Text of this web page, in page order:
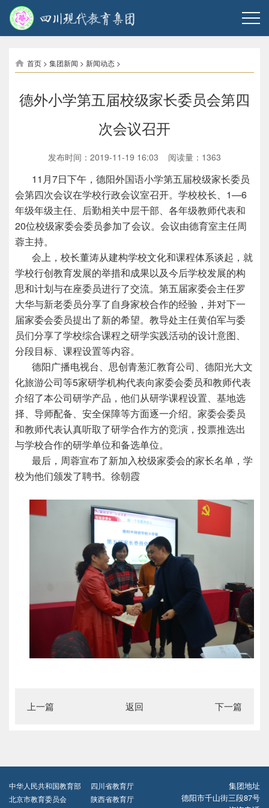
首页 > 集团新闻 > 新闻动态 >
德外小学第五届校级家长委员会第四
次会议召开
发布时间：2019-11-19 16:03 阅读量： 1363
11月7日下午，德阳外国语小学第五届校级家长委员
会第四次会议在学校行政会议室召开。学校校长、1—6
年级年级主任、后勤相关中层干部、各年级教师代表和
20位校级家委会委员参加了会议。会议由德育室主任周
蓉主持。
会上，校长董涛从建构学校文化和课程体系谈起，就
学校行创教育发展的举措和成果以及今后学校发展的构
思和计划与在座委员进行了交流。第五届家委会主任罗
大华与新老委员分享了自身家校合作的经验，并对下一
届家委会委员提出了新的希望。教导处主任黄伯军与委
员们分享了学校综合课程之研学实践活动的设计意图、
分段目标、课程设置等内容。
德阳广播电视台、思创青葱汇教育公司、德阳光大文
化旅游公司等5家研学机构代表向家委会委员和教师代表
介绍了本公司研学产品，他们从研学课程设置、基地选
择、导师配备、安全保障等方面逐一介绍。家委会委员
和教师代表认真听取了研学合作方的竞演，投票推选出
与学校合作的研学单位和备选单位。
最后，周蓉宣布了新加入校级家委会的家长名单，学
校为他们颁发了聘书。
徐朝霞
上一篇 返回 下一篇
中华人民共和国教育部
四川省教育厅
北京市教育委员会
陕西省教育厅
集团地址
德阳市千山街三段87号